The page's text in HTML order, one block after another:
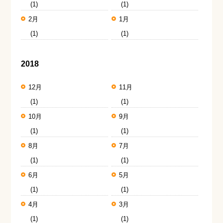
(1)
(1)
2月
(1)
1月
(1)
2018
12月
(1)
11月
(1)
10月
(1)
9月
(1)
8月
(1)
7月
(1)
6月
(1)
5月
(1)
4月
(1)
3月
(1)